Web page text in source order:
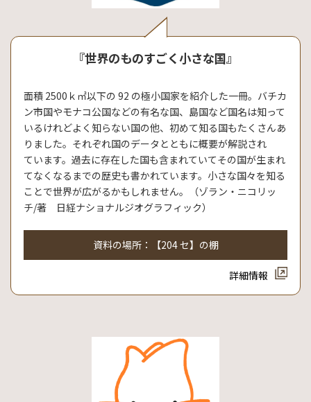
『世界のものすごく小さな国』
面積 2500ｋ㎡以下の 92 の極小国家を紹介した一冊。バチカ
ン市国やモナコ公国などの有名な国、島国など国名は知って
いるけれどよく知らない国の他、初めて知る国もたくさんあ
りました。それぞれ国のデータとともに概要が解説され
ています。過去に存在した国も含まれていてその国が生まれ
てなくなるまでの歴史も書かれています。小さな国々を知る
ことで世界が広がるかもしれません。（ゾラン・ニコリッ
チ/著 日経ナショナルジオグラフィック）
資料の場所：【204 セ】の棚
詳細情報